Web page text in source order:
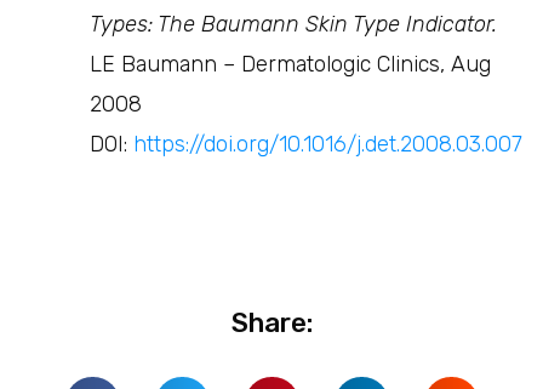
Types: The Baumann Skin Type Indicator.
LE Baumann – Dermatologic Clinics, Aug
2008
DOI: https://doi.org/10.1016/j.det.2008.03.007
Share: